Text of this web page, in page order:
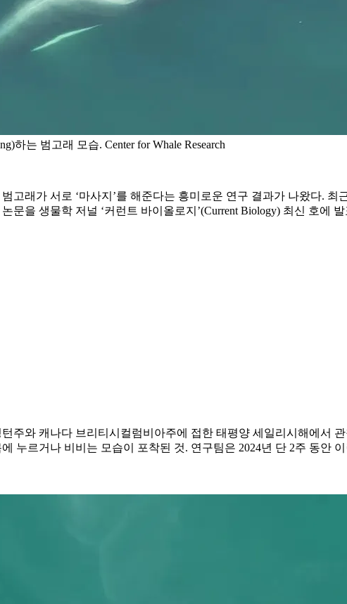
하는 범고래 모습. Center for Whale Research
고래가 서로 ‘마사지’를 해준다는 흥미로운 연구 결과가 나왔다.
문을 생물학 저널 ‘커런트 바이올로지’(Current Biology) 최신 호에
주와 캐나다 브리티시컬럼비아주에 접한 태평양 세일리시해에서
누르거나 비비는 모습이 포착된 것. 연구팀은 2024년 단 2주 동안